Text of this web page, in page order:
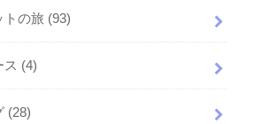
トの旅 (93)
ス (4)
(28)